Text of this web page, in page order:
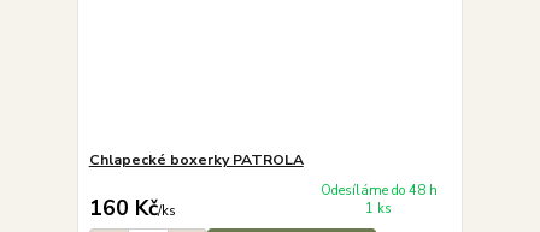
Chlapecké boxerky PATROLA
160 Kč/ks
Odesíláme do 48 h
1 ks